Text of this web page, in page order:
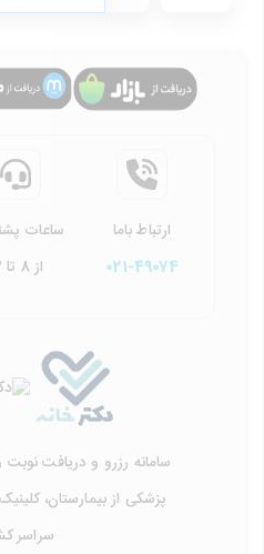
ارتباط باما
021-49074
ساعات
از 8 تا 17
سامانه رزرو و دریافت
پزشکی از بیمارستان،
سراسر